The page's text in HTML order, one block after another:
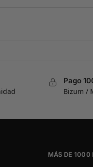
Pago
Bizum /
MÁS DE 1000